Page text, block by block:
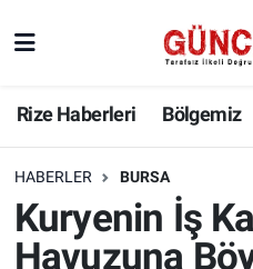
Rize Haberleri Bölgemiz
HABERLER BURSA
Kuryenin İş
Havuzuna